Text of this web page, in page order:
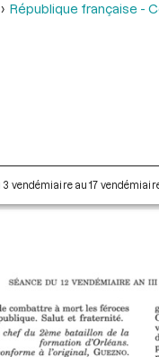
République française -
3 vendémiaire au 17